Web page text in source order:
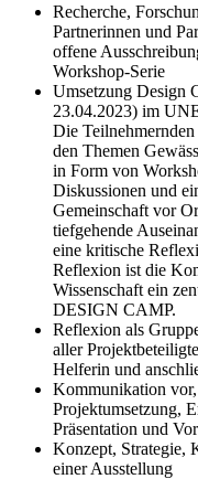
Recherche,
Partnerinnen und
offene
Workshop-Serie
Umsetzung Design
23.04.2023) im
Die
den Themen
in Form von
Diskussionen und
Gemeinschaft vor
tiefgehende
eine kritische
Reflexion ist die
Wissenschaft ein
DESIGN CAMP.
Reflexion als
aller
Helferin und
Kommunikation
Projektumsetzung,
Präsentation und
Konzept, Strategie,
einer Ausstellung